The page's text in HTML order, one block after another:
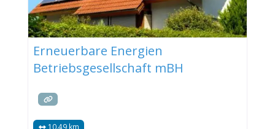
Erneuerbare Energien
Betriebsgesellschaft mBH
10.49 km